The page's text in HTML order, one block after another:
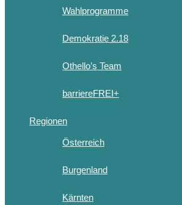
Wahlprogramme
Demokratie 2.18
Othello’s Team
barriereFREI+
Regionen
Österreich
Burgenland
Kärnten